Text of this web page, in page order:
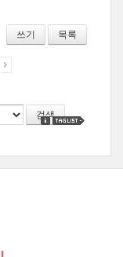
쓰기 목록
검색